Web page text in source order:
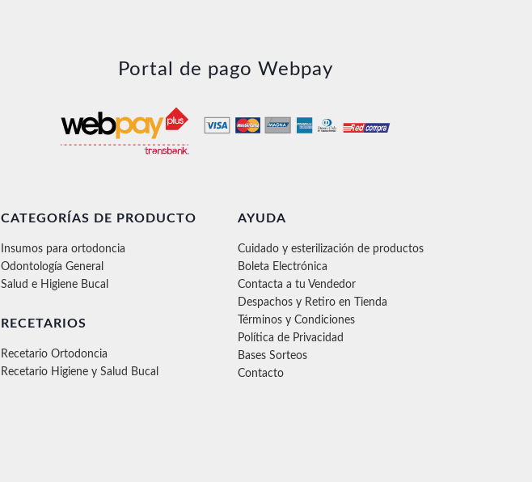
Portal de pago Webpay
CATEGORÍAS DE PRODUCTO
Insumos para ortodoncia
Odontología General
Salud e Higiene Bucal
RECETARIOS
Recetario Ortodoncia
Recetario Higiene y Salud Bucal
AYUDA
Cuidado y esterilización de productos
Boleta Electrónica
Contacta a tu Vendedor
Despachos y Retiro en Tienda
Términos y Condiciones
Política de Privacidad
Bases Sorteos
Contacto